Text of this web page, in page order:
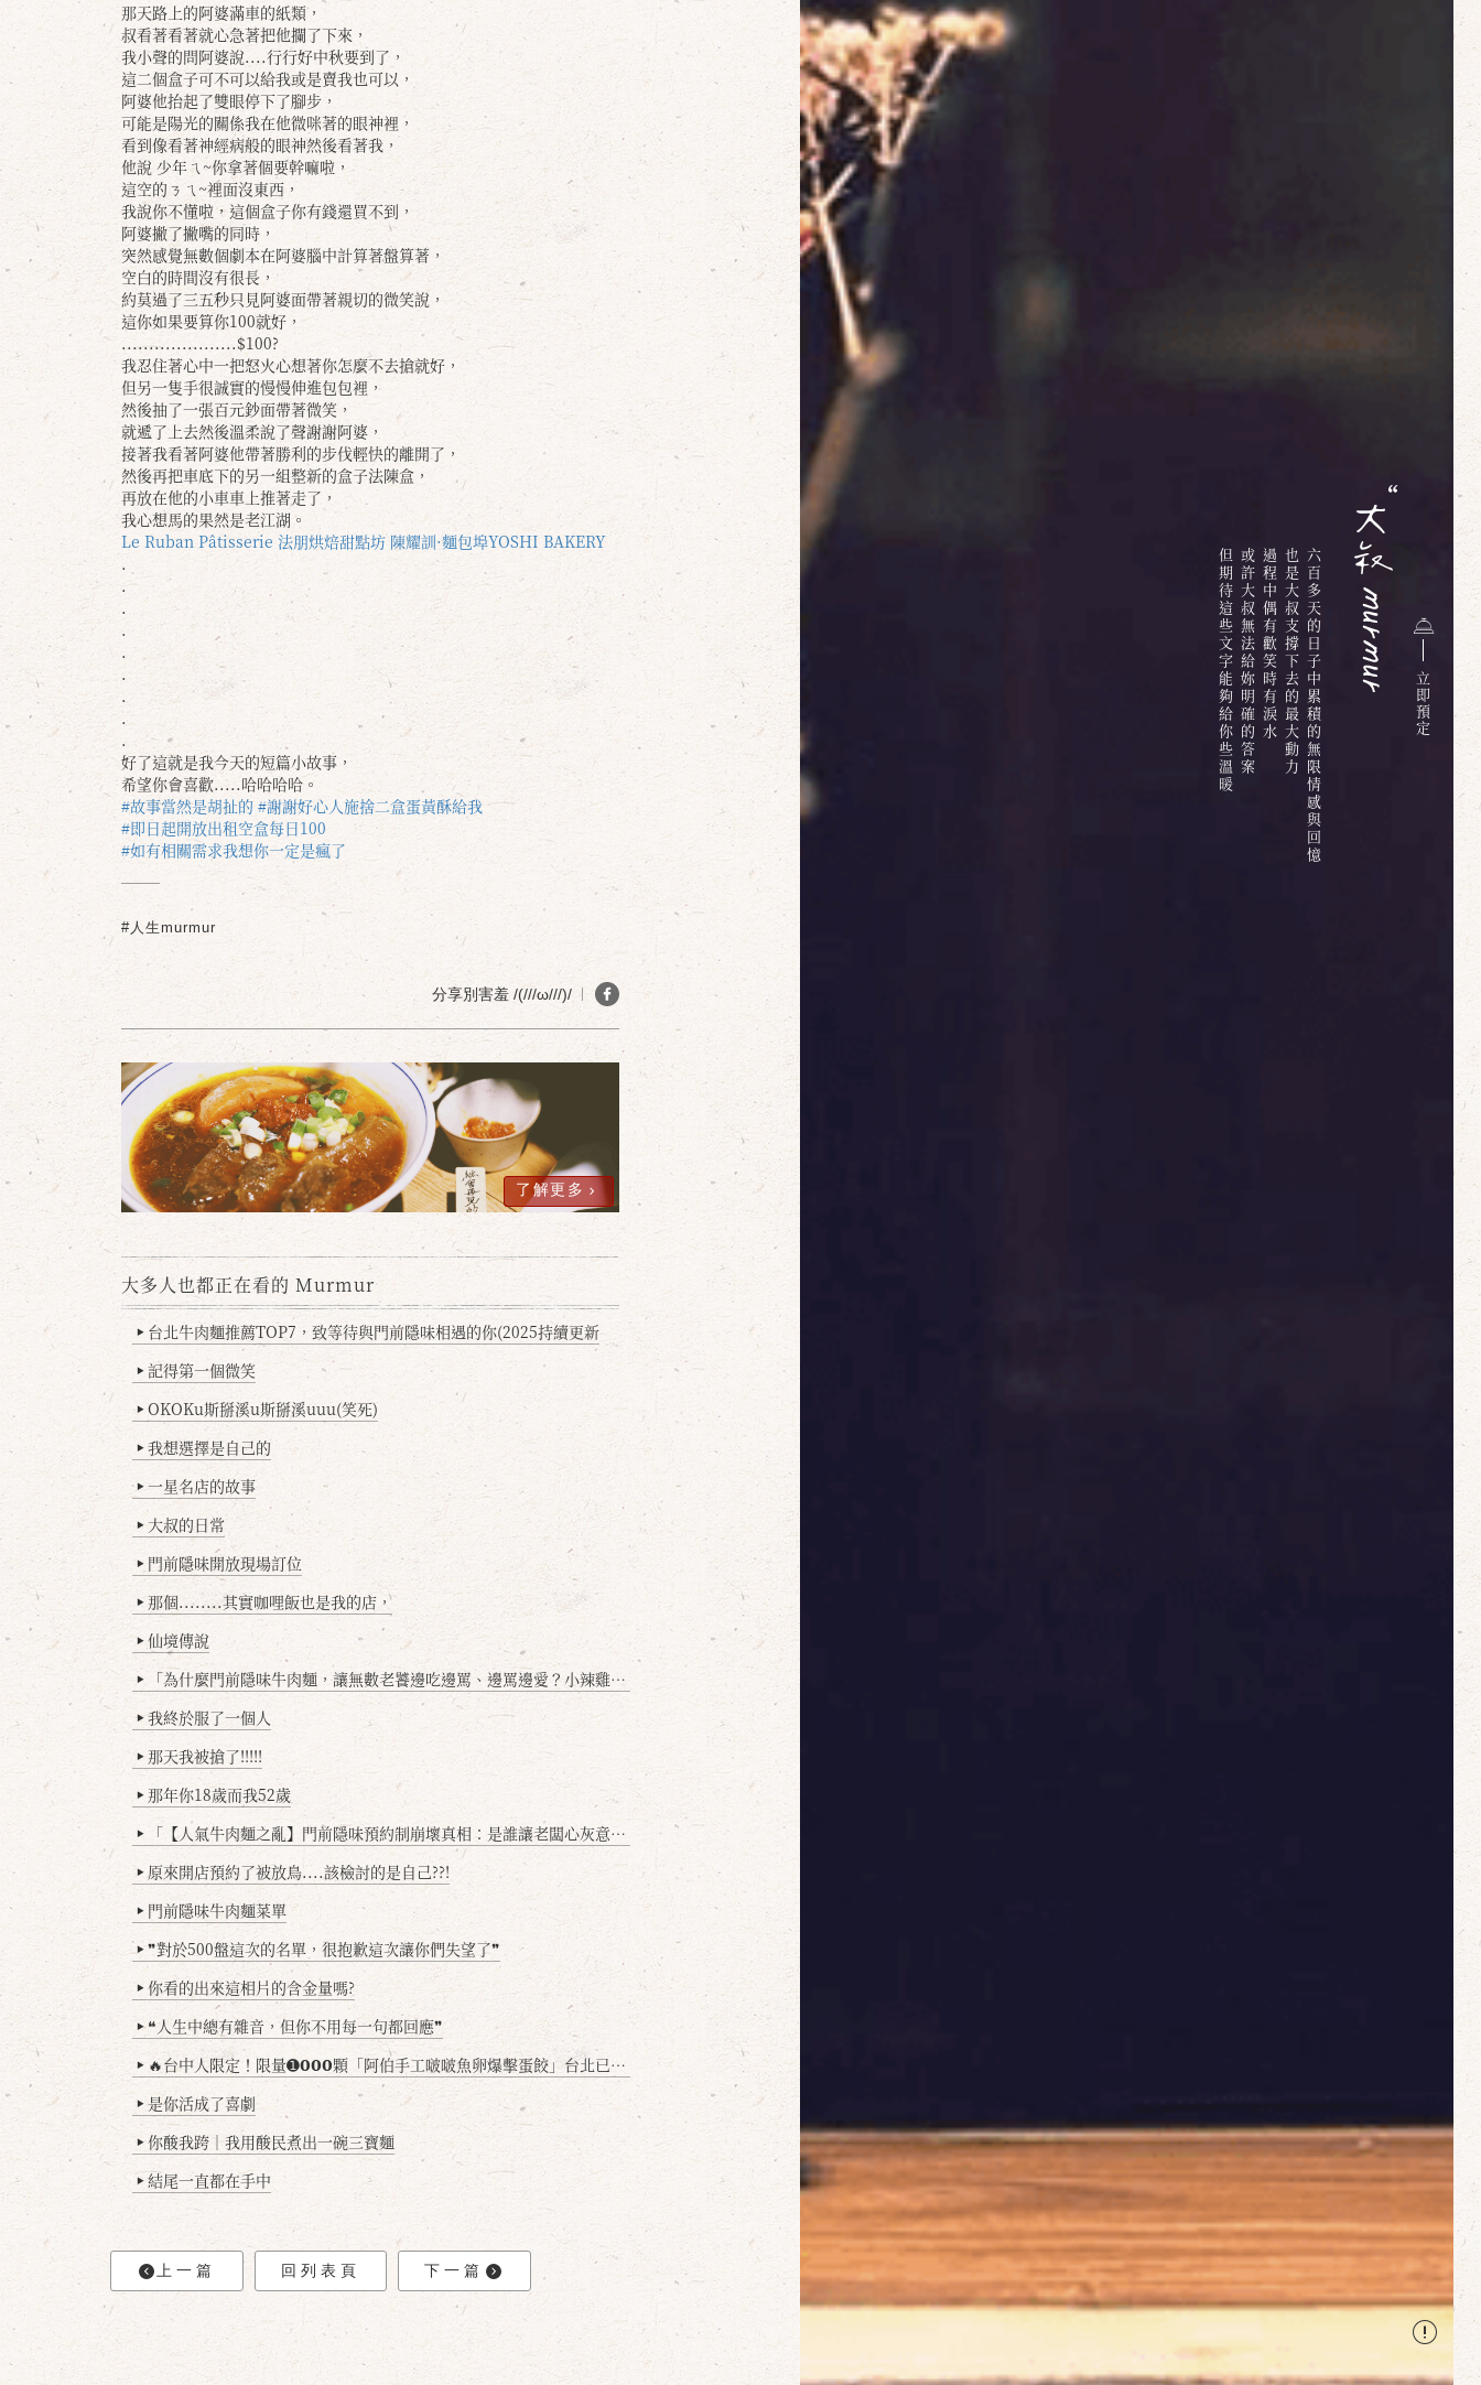
六百多天的日子中累積的無限情感與回憶
也是大叔支撐下去的最大動力
過程中偶有歡笑時有淚水
或許大叔無法給妳明確的答案
但期待這些文字能夠給你些溫暖
那天路上的阿婆滿車的紙類，
叔看著看著就心急著把他攔了下來，
我小聲的問阿婆說....行行好中秋要到了，
這二個盒子可不可以給我或是賣我也可以，
阿婆他抬起了雙眼停下了腳步，
可能是陽光的關係我在他微咪著的眼神裡，
看到像看著神經病般的眼神然後看著我，
他說 少年ㄟ~你拿著個要幹嘛啦，
這空的ㄋㄟ~裡面沒東西，
我說你不懂啦，這個盒子你有錢還買不到，
阿婆撇了撇嘴的同時，
突然感覺無數個劇本在阿婆腦中計算著盤算著，
空白的時間沒有很長，
約莫過了三五秒只見阿婆面帶著親切的微笑說，
這你如果要算你100就好，
.....................$100?
我忍住著心中一把怒火心想著你怎麼不去搶就好，
但另一隻手很誠實的慢慢伸進包包裡，
然後抽了一張百元鈔面帶著微笑，
就遞了上去然後溫柔說了聲謝謝阿婆，
接著我看著阿婆他帶著勝利的步伐輕快的離開了，
然後再把車底下的另一組整新的盒子法陳盒，
再放在他的小車車上推著走了，
我心想馬的果然是老江湖。
Le Ruban Pâtisserie 法朋烘焙甜點坊 陳耀訓·麵包埠YOSHI BAKERY
.
.
.
.
.
.
.
.
.
好了這就是我今天的短篇小故事，
希望你會喜歡.....哈哈哈哈。
#故事當然是胡扯的 #謝謝好心人施捨二盒蛋黃酥給我
#即日起開放出租空盒每日100
#如有相關需求我想你一定是瘋了
#人生murmur
分享別害羞 /(///ω///)/
了解更多
大多人也都正在看的 Murmur
▶ 台北牛肉麵推薦TOP7，致等待與門前隱味相遇的你(2025持續更新
▶ 記得第一個微笑
▶ OKOKu斯掰溪u斯掰溪uuu(笑死)
▶ 我想選擇是自己的
▶ 一星名店的故事
▶ 大叔的日常
▶ 門前隱味開放現場訂位
▶ 那個........其實咖哩飯也是我的店，
▶ 仙境傳說
▶ 「為什麼門前隱味牛肉麵，讓無數老饕邊吃邊罵、邊罵邊愛？小辣雞揭密！」
▶ 我終於服了一個人
▶ 那天我被搶了!!!!!
▶ 那年你18歲而我52歲
▶ 「【人氣牛肉麵之亂】門前隱味預約制崩壞真相：是誰讓老闆心灰意冷？」
▶ 原來開店預約了被放鳥....該檢討的是自己??!
▶ 門前隱味牛肉麵菜單
▶ ❞對於500盤這次的名單，很抱歉這次讓你們失望了❞
▶ 你看的出來這相片的含金量嗎?
▶ ❝人生中總有雜音，但你不用每一句都回應❞
▶ 🔥台中人限定！限量➊𝟬𝟬𝟬顆「阿伯手工啵啵魚卵爆擊蛋餃」台北已被搶爆2萬顆，最後名額門前隱味只留給你！🥟💥
▶ 是你活成了喜劇
▶ 你酸我跨｜我用酸民煮出一碗三寶麵
▶ 結尾一直都在手中
回列表頁
上一篇 下一篇
立
即
預
定